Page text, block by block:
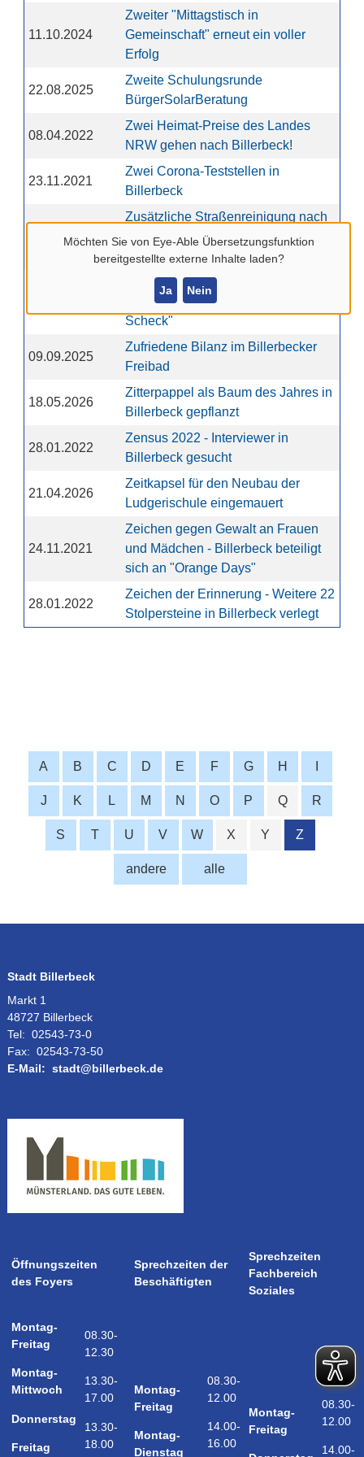
Möchten Sie von Eye-Able Übersetzungsfunktion
bereitgestellte externe Inhalte laden?
Ja Nein
11.10.2024
Zweiter "Mittagstisch in
Gemeinschaft" erneut ein voller
Erfolg
22.08.2025
Zweite Schulungsrunde
BürgerSolarBeratung
08.04.2022
Zwei Heimat-Preise des Landes
NRW gehen nach Billerbeck!
23.11.2021
Zwei Corona-Teststellen in
Billerbeck
17.04.2026
Zusätzliche Straßenreinigung nach
Baumaßnahme im vergangenen
Jahr
Zuschuss für Neumitgliedschaften
im Sportverein über "Sportvereins-
Scheck"
09.09.2025
Zufriedene Bilanz im Billerbecker
Freibad
18.05.2026
Zitterpappel als Baum des Jahres in
Billerbeck gepflanzt
28.01.2022
Zensus 2022 - Interviewer in
Billerbeck gesucht
21.04.2026
Zeitkapsel für den Neubau der
Ludgerischule eingemauert
24.11.2021
Zeichen gegen Gewalt an Frauen
und Mädchen - Billerbeck beteiligt
sich an "Orange Days"
28.01.2022
Zeichen der Erinnerung - Weitere 22
Stolpersteine in Billerbeck verlegt
alle
A B C D E F G H
J K L M N O P Q R
S T U V W X Y Z
andere
Stadt Billerbeck
Markt 1
48727 Billerbeck
Tel: 02543-73-0
Fax: 02543-73-50
E-Mail: stadt@billerbeck.de
Öffnungszeiten
des Foyers
Sprechzeiten der
Beschäftigten
Sprechzeiten
Fachbereich
Soziales
Montag-
Freitag
Montag-
Mittwoch
Donnerstag
Freitag
08.30-
12.30
13.30-
17.00
13.30-
18.00
Montag-
Freitag
Montag-
Dienstag
08.30-
12.00
14.00-
16.00
Montag-
Freitag
08.30-
12.00
14.00-